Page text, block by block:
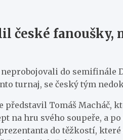
české fanoušky,
do semifinále
turnaj, se český tým
představil Tomáš
na hru svého soupeře, a
do těžkostí,